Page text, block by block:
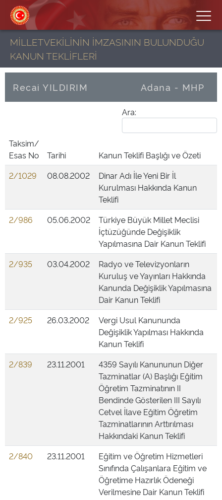
MİLLETVEKİLİNİN İMZASININ BULUNDUĞU
KANUN TEKLİFLERİ
Recai YILDIRIM Adana - MHP
Ara:
Taksim/
Esas No
Tarihi
Kanun Teklifi Başlığı ve Özeti
2/1029
08.08.2002
Dinar Adı İle Yeni Bir İl
Kurulması Hakkında Kanun
Teklifi
2/986
05.06.2002
Türkiye Büyük Millet Meclisi
İçtüzüğünde Değişiklik
Yapılmasına Dair Kanun Teklifi
2/935
03.04.2002
Radyo ve Televizyonların
Kuruluş ve Yayınları Hakkında
Kanunda Değişiklik Yapılmasına
Dair Kanun Teklifi
2/925
26.03.2002
Vergi Usul Kanununda
Değişiklik Yapılması Hakkında
Kanun Teklifi
2/839
23.11.2001
4359 Sayılı Kanununun Diğer
Tazminatlar (A) Başlığı Eğitim
Öğretim Tazminatının II
Bendinde Gösterilen III Sayılı
Cetvel İlave Eğitim Öğretim
Tazminatlarının Arttırılması
Hakkındaki Kanun Teklifi
2/840
23.11.2001
Eğitim ve Öğretim Hizmetleri
Sınıfında Çalışanlara Eğitim ve
Öğretime Hazırlık Ödeneği
Verilmesine Dair Kanun Teklifi